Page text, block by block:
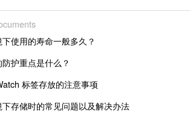
使用的寿命一般多久？
护重点是什么？
标签存放的注意事项
存储时的常见问题以及解决办法